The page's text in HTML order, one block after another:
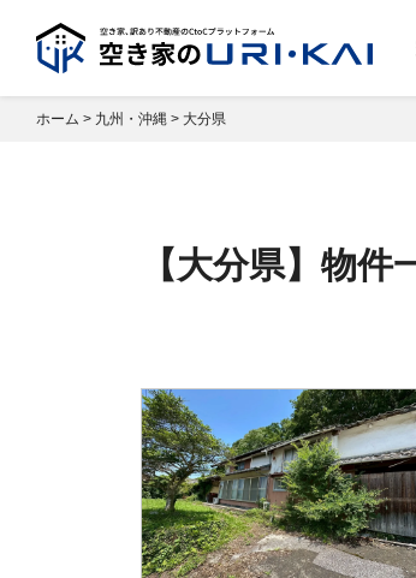
ホーム > 九州・沖縄 > 大分県
【大分県】物件